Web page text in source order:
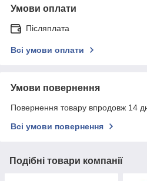
Умови оплати
Післяплата
Всі умови оплати
Умови повернення
Повернення товару впродовж 14
Всі умови повернення
Подібні товари компанії